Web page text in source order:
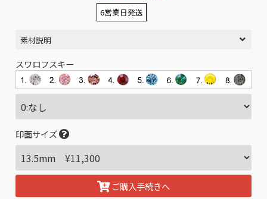
6営業日発送
素材説明
スワロフスキー
印面サイズ
ご購入手続きへ